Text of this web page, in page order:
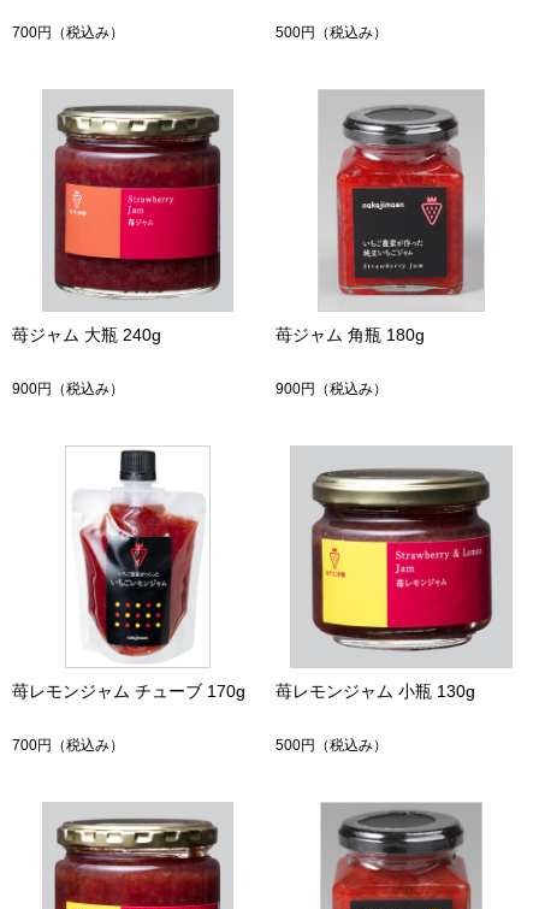
700円 （税込み） 500円 （税込み）
苺ジャム 大瓶 240g
900円 （税込み）
苺ジャム 角瓶 180g
900円 （税込み）
苺レモンジャム チューブ 170g
700円 （税込み）
苺レモンジャム 小瓶 130g
500円 （税込み）